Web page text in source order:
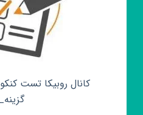
کانال روبیکا تست